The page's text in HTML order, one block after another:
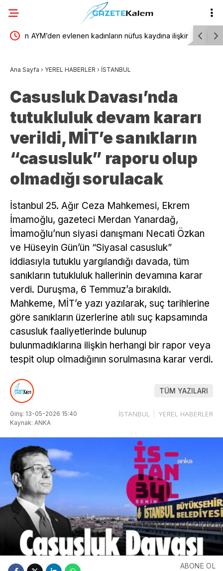
ilişkin AYM’den evlenen kadınların nüfus kaydına ilişkin TBMM
Ana Sayfa › YEREL HABERLER › İSTANBUL
Casusluk Davası’nda
tutukluluk devam kararı
verildi, MİT’e sanıkların
“casusluk” raporu olup
olmadığı sorulacak
İstanbul 25. Ağır Ceza Mahkemesi, Ekrem
İmamoğlu, gazeteci Merdan Yanardağ,
İmamoğlu’nun siyasi danışmanı Necati Özkan
ve Hüseyin Gün’ün “Siyasal casusluk”
iddiasıyla tutuklu yargılandığı davada, tüm
sanıkların tutukluluk hallerinin devamına karar
verdi. Duruşma, 6 Temmuz’a bırakıldı.
Mahkeme, MİT’e yazı yazılarak, suç tarihlerine
göre sanıkların üzerlerine atılı suç kapsamında
casusluk faaliyetlerinde bulunup
bulunmadıklarına ilişkin herhangi bir rapor veya
tespit olup olmadığının sorulmasına karar verdi.
TÜM YAZILARI
Giriş: 13-05-2026 15:40
Kaynak: ANKA
İSTANBUL YEREL HABERLER
ABONE OL